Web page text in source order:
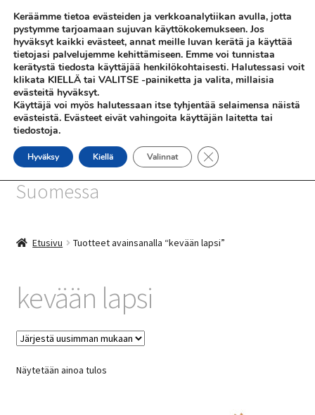
Siirry
navigointiin
Siirry
sisältöön
Valikko
SHOP
INFO
SiniSusan kortit painetaan
Suomessa
Etusivu Tuotteet avainsanalla “kevään lapsi”
kevään lapsi
Näytetään ainoa tulos
Keräämme tietoa evästeiden ja verkkoanalytiikan avulla, jotta
pystymme tarjoamaan sujuvan käyttökokemukseen. Jos
hyväksyt kaikki evästeet, annat meille luvan kerätä ja käyttää
tietojasi palvelujemme kehittämiseen. Emme voi tunnistaa
kerätystä tiedosta käyttäjää henkilökohtaisesti. Halutessasi voit
klikata KIELLÄ tai VALITSE -painiketta ja valita, millaisia
evästeitä hyväksyt.
Käyttäjä voi myös halutessaan itse tyhjentää selaimensa näistä
evästeistä. Evästeet eivät vahingoita käyttäjän laitetta tai
tiedostoja.
Hyväksy Kiellä Valinnat Sulje evästebanneri